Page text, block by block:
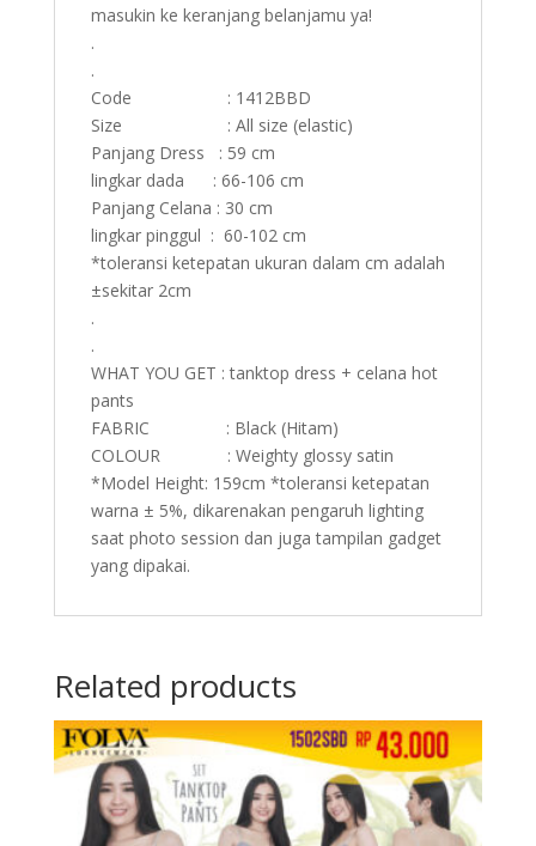
masukin ke keranjang belanjamu ya!
.
.
Code : 1412BBD
Size : All size (elastic)
Panjang Dress : 59 cm
lingkar dada : 66-106 cm
Panjang Celana : 30 cm
lingkar pinggul : 60-102 cm
*toleransi ketepatan ukuran dalam cm adalah
±sekitar 2cm
.
.
WHAT YOU GET : tanktop dress + celana hot
pants
FABRIC : Black (Hitam)
COLOUR : Weighty glossy satin
*Model Height: 159cm *toleransi ketepatan
warna ± 5%, dikarenakan pengaruh lighting
saat photo session dan juga tampilan gadget
yang dipakai.
Related products